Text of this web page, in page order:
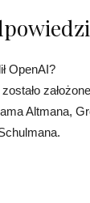
OpenAI?
Altmana,